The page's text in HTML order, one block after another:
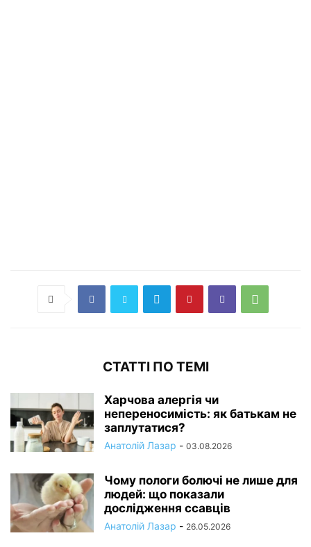
СТАТТІ ПО ТЕМІ
Харчова алергія чи
непереносимість: як батькам не
заплутатися?
Анатолій Лазар - 03.08.2026
Чому пологи болючі не лише для
людей: що показали
дослідження ссавців
Анатолій Лазар - 26.05.2026